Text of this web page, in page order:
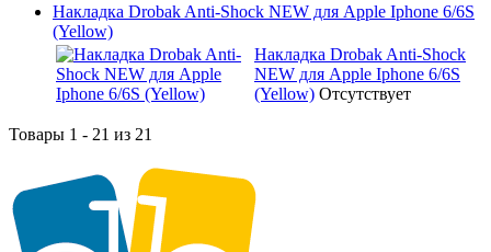
Накладка Drobak Anti-Shock NEW для Apple Iphone 6/6S
(Yellow)
Накладка Drobak Anti-Shock
NEW для Apple Iphone 6/6S
(Yellow) Отсутствует
Товары 1 - 21 из 21